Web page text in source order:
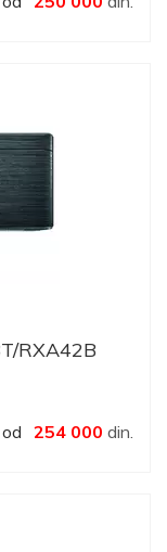
RXA42B
od 254 000 din.